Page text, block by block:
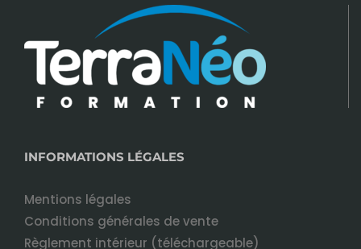
INFORMATIONS LÉGALES
Mentions légales
Conditions générales de vente
Règlement intérieur (téléchargeable)